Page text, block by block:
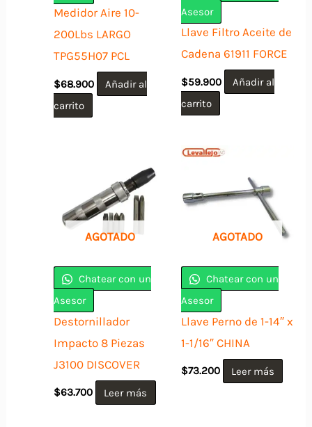
Medidor Aire 10-
200Lbs LARGO
TPG55H07 PCL
$68.900
Añadir al
carrito
Asesor
Llave Filtro Aceite de
Cadena 61911 FORCE
$59.900
Añadir al
carrito
AGOTADO
Chatear con un
Asesor
Destornillador
Impacto 8 Piezas
J3100 DISCOVER
$63.700 Leer más
AGOTADO
Chatear con un
Asesor
Llave Perno de 1-14″ x
1-1/16″ CHINA
$73.200 Leer más